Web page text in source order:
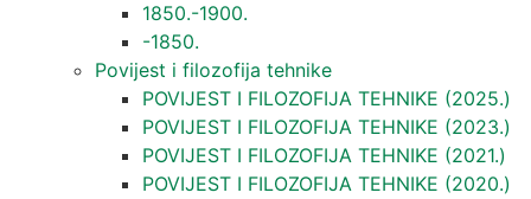
1850.-1900.
-1850.
Povijest i filozofija tehnike
POVIJEST I FILOZOFIJA TEHNIKE (2025.)
POVIJEST I FILOZOFIJA TEHNIKE (2023.)
POVIJEST I FILOZOFIJA TEHNIKE (2021.)
POVIJEST I FILOZOFIJA TEHNIKE (2020.)